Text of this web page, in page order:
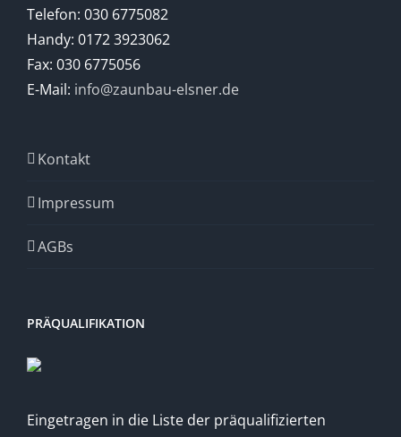
Telefon: 030 6775082
Handy: 0172 3923062
Fax: 030 6775056
E-Mail: info@zaunbau-elsner.de
Kontakt
Impressum
AGBs
PRÄQUALIFIKATION
Eingetragen in die Liste der präqualifizierten